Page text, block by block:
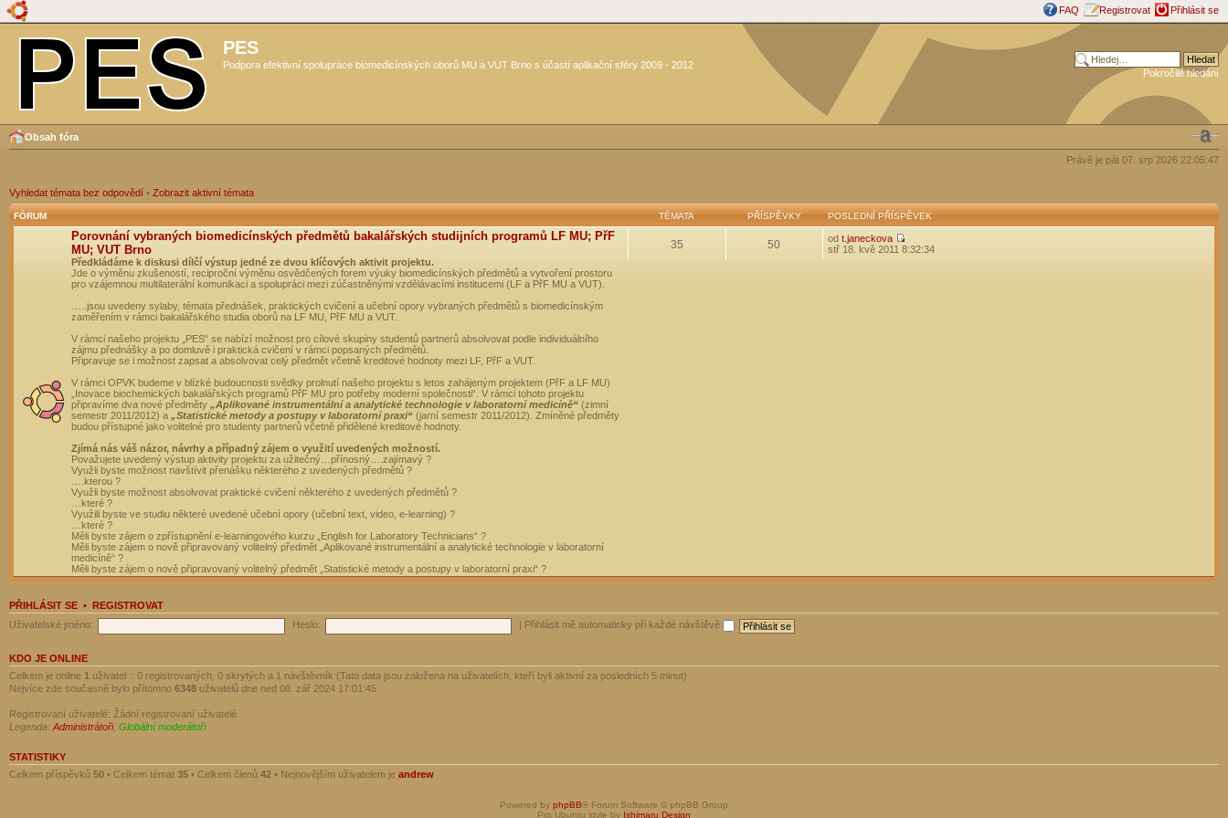
FAQ Registrovat Přihlásit se
PES
Podpora efektivní spolupráce biomedicínských oborů MU a VUT Brno s účastí aplikační sféry 2009 - 2012
Pokročilé hledání
Obsah fóra
Právě je pát 07. srp 2026 22:05:47
Vyhledat témata bez odpovědí • Zobrazit aktivní témata
FÓRUM TÉMATA PŘÍSPĚVKY POSLEDNÍ PŘÍSPĚVEK
Porovnání vybraných biomedicínských předmětů bakalářských studijních programů LF MU; PřF
MU; VUT Brno
Předkládáme k diskusi dílčí výstup jedné ze dvou klíčových aktivit projektu.
Jde o výměnu zkušeností, reciproční výměnu osvědčených forem výuky biomedicínských předmětů a vytvoření prostoru
pro vzájemnou multilaterální komunikaci a spolupráci mezi zúčastněnými vzdělávacími institucemi (LF a PřF MU a VUT).
…..jsou uvedeny sylaby, témata přednášek, praktických cvičení a učební opory vybraných předmětů s biomedicínským
zaměřením v rámci bakalářského studia oborů na LF MU, PřF MU a VUT.
V rámci našeho projektu „PES“ se nabízí možnost pro cílové skupiny studentů partnerů absolvovat podle individuálního
zájmu přednášky a po domluvě i praktická cvičení v rámci popsaných předmětů.
Připravuje se i možnost zapsat a absolvovat celý předmět včetně kreditové hodnoty mezi LF, PřF a VUT.
V rámci OPVK budeme v blízké budoucnosti svědky prolnutí našeho projektu s letos zahájeným projektem (PřF a LF MU)
„Inovace biochemických bakalářských programů PřF MU pro potřeby moderní společnosti“. V rámci tohoto projektu
připravíme dva nové předměty „Aplikované instrumentální a analytické technologie v laboratorní medicíně“ (zimní
semestr 2011/2012) a „Statistické metody a postupy v laboratorní praxi“ (jarní semestr 2011/2012). Zmíněné předměty
budou přístupné jako volitelné pro studenty partnerů včetně přidělené kreditové hodnoty.
Zjímá nás váš názor, návrhy a případný zájem o využití uvedených možností.
Považujete uvedený výstup aktivity projektu za užitečný…přínosný….zajímavý ?
Využli byste možnost navštívit přenášku některého z uvedených předmětů ?
….kterou ?
Využli byste možnost absolvovat praktické cvičení některého z uvedených předmětů ?
…které ?
Využili byste ve studiu některé uvedené učební opory (učební text, video, e-learning) ?
…které ?
Měli byste zájem o zpřístupnění e-learningového kurzu „English for Laboratory Technicians“ ?
Měli byste zájem o nově připravovaný volitelný předmět „Aplikované instrumentální a analytické technologie v laboratorní
medicíně“ ?
Měli byste zájem o nově připravovaný volitelný předmět „Statistické metody a postupy v laboratorní praxi“ ?
35 50 od t.janeckova
stř 18. kvě 2011 8:32:34
PŘIHLÁSIT SE • REGISTROVAT
Uživatelské jméno:
Heslo: Přihlásit mě automaticky při každé návštěvě
KDO JE ONLINE
Celkem je online 1 uživatel :: 0 registrovaných, 0 skrytých a 1 návštěvník (Tato data jsou založena na uživatelích, kteří byli aktivní za posledních 5 minut)
Nejvíce zde současně bylo přítomno 6348 uživatelů dne ned 08. zář 2024 17:01:45
Registrovaní uživatelé: Žádní registrovaní uživatelé
Legenda: Administrátoři, Globální moderátoři
STATISTIKY
Celkem příspěvků 50 • Celkem témat 35 • Celkem členů 42 • Nejnovějším uživatelem je andrew
Powered by phpBB® Forum Software © phpBB Group
Pro Ubuntu style by Ishimaru Design